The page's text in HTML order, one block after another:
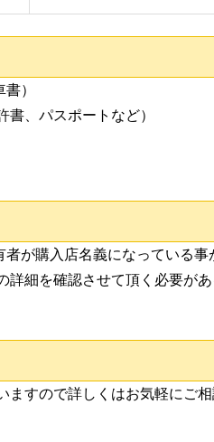
）
、パスポートなど）
が購入店名義になっている
細を確認させて頂く必要が
すので詳しくはお気軽にご